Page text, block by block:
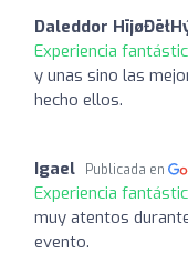
Daleddor
Experiencia
y unas sino las
hecho ellos.
Igael Publicada en
Experiencia
muy atentos
evento.